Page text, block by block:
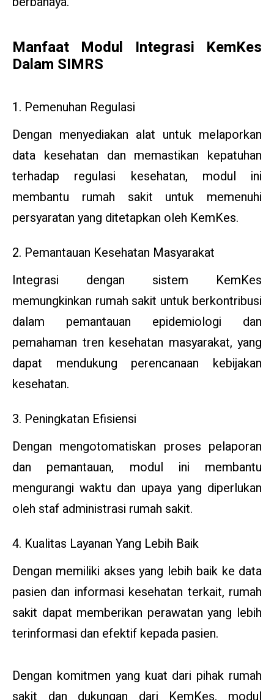
Manfaat Modul Integrasi KemKes
Dalam SIMRS
1. Pemenuhan Regulasi
Dengan menyediakan alat untuk melaporkan
data kesehatan dan memastikan kepatuhan
terhadap regulasi kesehatan, modul ini
membantu rumah sakit untuk memenuhi
persyaratan yang ditetapkan oleh KemKes.
2. Pemantauan Kesehatan Masyarakat
Integrasi dengan sistem KemKes
memungkinkan rumah sakit untuk berkontribusi
dalam pemantauan epidemiologi dan
pemahaman tren kesehatan masyarakat, yang
dapat mendukung perencanaan kebijakan
kesehatan.
3. Peningkatan Efisiensi
Dengan mengotomatiskan proses pelaporan
dan pemantauan, modul ini membantu
mengurangi waktu dan upaya yang diperlukan
oleh staf administrasi rumah sakit.
4. Kualitas Layanan Yang Lebih Baik
Dengan memiliki akses yang lebih baik ke data
pasien dan informasi kesehatan terkait, rumah
sakit dapat memberikan perawatan yang lebih
terinformasi dan efektif kepada pasien.
Dengan komitmen yang kuat dari pihak rumah
sakit dan dukungan dari KemKes, modul